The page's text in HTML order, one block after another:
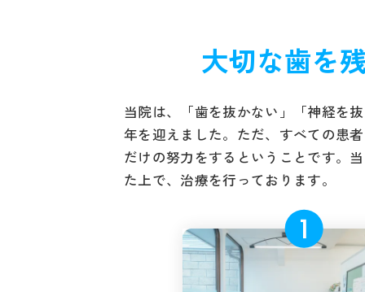
大切な歯を
当院は、「歯を抜かない」「神経を
年を迎えました。ただ、すべての患
だけの努力をするということです。
た上で、治療を行っております。